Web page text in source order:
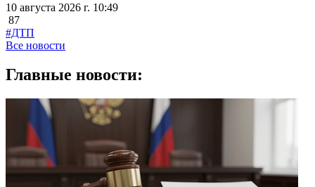
10 августа 2026 г. 10:49
87
#ДТП
Все новости
Главные новости: